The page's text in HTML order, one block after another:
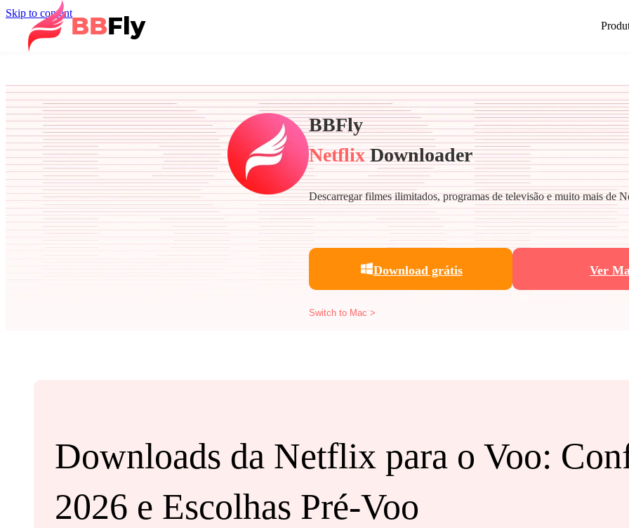
Skip to content
BBFly
NetflixDownloader
Descarregar filmes ilimitados, programas de televisão e muito mais de
Download grátis Ver
Switch to Mac >
Downloads da Netflix para o Voo:
2026 e Escolhas Pré-Voo